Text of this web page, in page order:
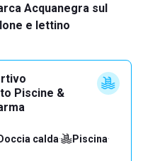
Acquanegra sul
e lettino
Piscine &
Doccia calda· Piscina·